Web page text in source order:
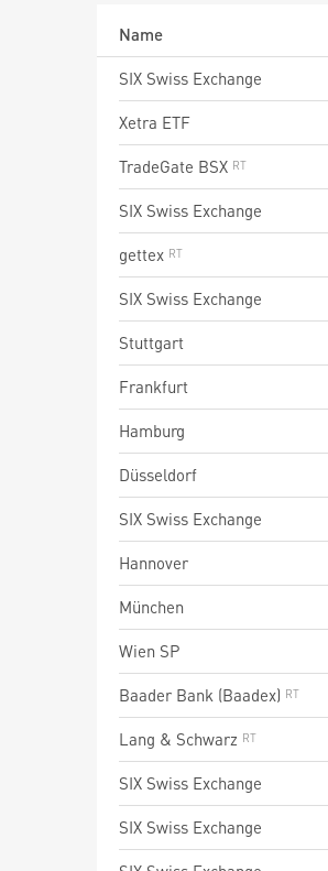
Name
SIX Swiss Exchange
Xetra ETF
TradeGate BSX
SIX Swiss Exchange
gettex
SIX Swiss Exchange
Stuttgart
Frankfurt
Hamburg
Düsseldorf
SIX Swiss Exchange
Hannover
München
Wien SP
Baader Bank (Baadex)
Lang & Schwarz
SIX Swiss Exchange
SIX Swiss Exchange